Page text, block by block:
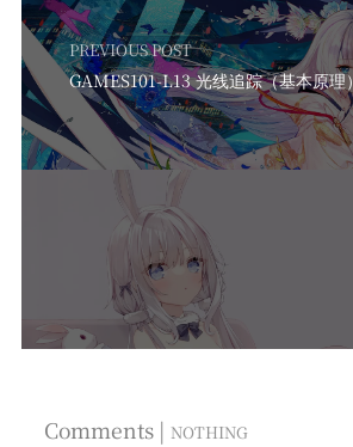
PREVIOUS POST
GAMES101-L13 光线追踪（基本原理）
Comments |NOTHING